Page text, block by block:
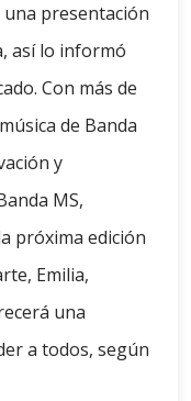
presentación
así lo informó
Con más de
de Banda
y
MS,
próxima edición
Emilia,
una
a todos, según